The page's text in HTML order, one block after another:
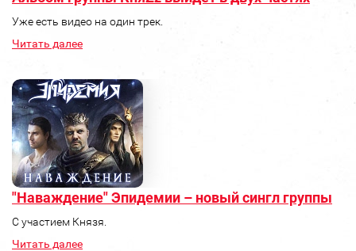
Уже есть видео на один трек.
Читать далее
"Наваждение" Эпидемии – новый сингл группы
С участием Князя.
Читать далее